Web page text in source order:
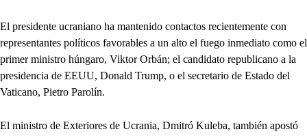
El presidente ucraniano ha mantenido contactos recientemente con
representantes políticos favorables a un alto el fuego inmediato como el
primer ministro húngaro, Viktor Orbán; el candidato republicano a la
presidencia de EEUU, Donald Trump, o el secretario de Estado del
Vaticano, Pietro Parolín.
El ministro de Exteriores de Ucrania, Dmitró Kuleba, también apostó